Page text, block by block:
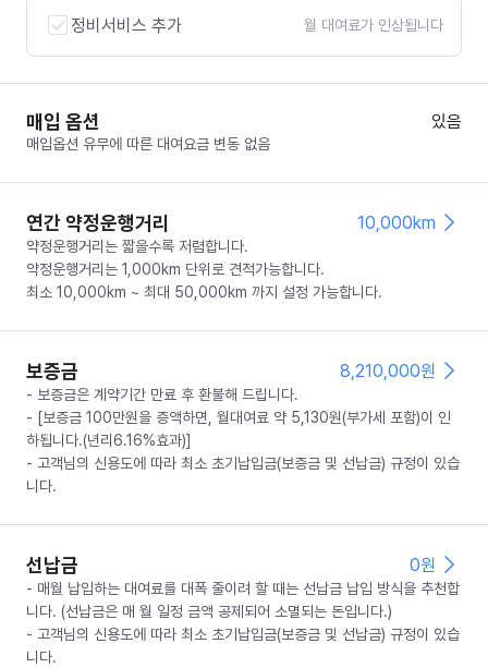
정비서비스 추가 월 대여료가 인상됩니다
매입 옵션 있음
매입옵션 유무에 따른 대여요금 변동 없음
연간 약정운행거리 10,000km
약정운행거리는 짧을수록 저렴합니다.
약정운행거리는 1,000km 단위로 견적가능합니다.
최소 10,000km ~ 최대 50,000km 까지 설정 가능합니다.
보증금 8,210,000원
- 보증금은 계약기간 만료 후 환불해 드립니다.
- [보증금 100만원을 증액하면, 월대여료 약 5,130원(부가세 포함)이 인
하됩니다.(년리6.16%효과)]
- 고객님의 신용도에 따라 최소 초기납입금(보증금 및 선납금) 규정이 있습
니다.
선납금 0원
- 매월 납입하는 대여료를 대폭 줄이려 할 때는 선납금 납입 방식을 추천합
니다. (선납금은 매 월 일정 금액 공제되어 소멸되는 돈입니다.)
- 고객님의 신용도에 따라 최소 초기납입금(보증금 및 선납금) 규정이 있습
니다.